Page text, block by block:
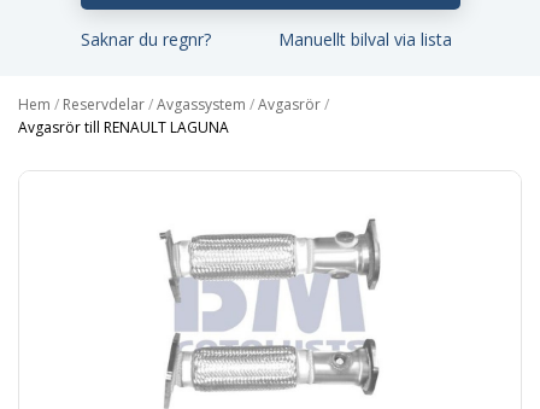
Saknar du regnr? Manuellt bilval via lista
Hem / Reservdelar/Avgassystem /Avgasrör/
Avgasrör till RENAULT LAGUNA